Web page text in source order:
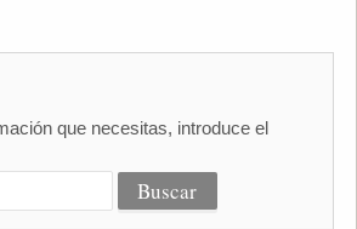
que necesitas, introduce el